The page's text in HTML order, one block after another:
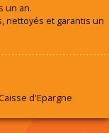
un an.
nettoyés et garantis un
d'Epargne